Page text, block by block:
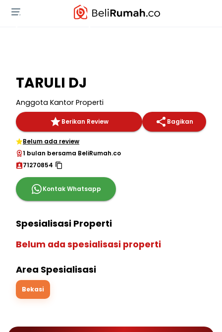
TARULI DJ
Anggota Kantor Properti
Berikan Review Bagikan
Belum ada review
1 bulan bersama BeliRumah.co
71270854
Kontak Whatsapp
Spesialisasi Properti
Belum ada spesialisasi properti
Area Spesialisasi
Bekasi